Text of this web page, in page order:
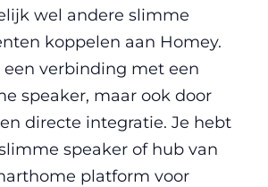
wel andere slimme
koppelen aan Homey.
een verbinding met een
speaker, maar ook door
directe integratie. Je hebt
speaker of hub van
platform voor